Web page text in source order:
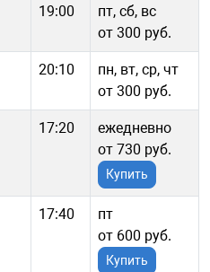
19:00
пт, сб, вс
от 300 руб.
20:10
пн, вт, ср, чт
от 300 руб.
17:20
ежедневно
от 730 руб.
Купить
17:40
пт
от 600 руб.
Купить